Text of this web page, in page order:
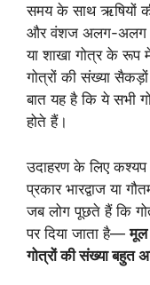
समय के साथ ऋषियों
और वंशज अलग-अलग
या शाखा गोत्र के
गोत्रों की संख्या
बात यह है कि ये सभी
होते हैं।
उदाहरण के लिए
प्रकार भारद्वाज या
जब लोग पूछते हैं कि
पर दिया जाता है—मूल
गोत्रों की संख्या बहुत